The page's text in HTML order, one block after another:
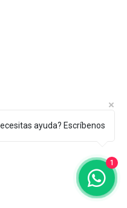
ayuda? Escríbenos
1